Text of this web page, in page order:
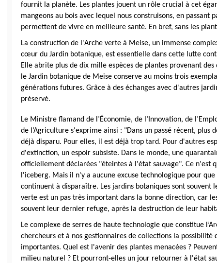
fournit la planète. Les plantes jouent un rôle crucial à cet
mangeons au bois avec lequel nous construisons, en passant
permettent de vivre en meilleure santé. En bref, sans les
La construction de l'Arche verte à Meise, un immense
cœur du Jardin botanique, est essentielle dans cette lutte
Elle abrite plus de dix mille espèces de plantes provenant
le Jardin botanique de Meise conserve au moins trois
générations futures. Grâce à des échanges avec d'autres
préservé.
Le Ministre flamand de l’Économie, de l’Innovation, de
de l’Agriculture s'exprime ainsi : "Dans un passé récent, plus
déjà disparu. Pour elles, il est déjà trop tard. Pour d'autres
d'extinction, un espoir subsiste. Dans le monde, une
officiellement déclarées "éteintes à l'état sauvage". Ce n'est
l'iceberg. Mais il n'y a aucune excuse technologique pour que
continuent à disparaître. Les jardins botaniques sont souvent
verte est un pas très important dans la bonne direction, car
souvent leur dernier refuge, après la destruction de leur
Le complexe de serres de haute technologie que constitue
chercheurs et à nos gestionnaires de collections la possibilité
importantes. Quel est l'avenir des plantes menacées ?
milieu naturel ? Et pourront-elles un jour retourner à l'état